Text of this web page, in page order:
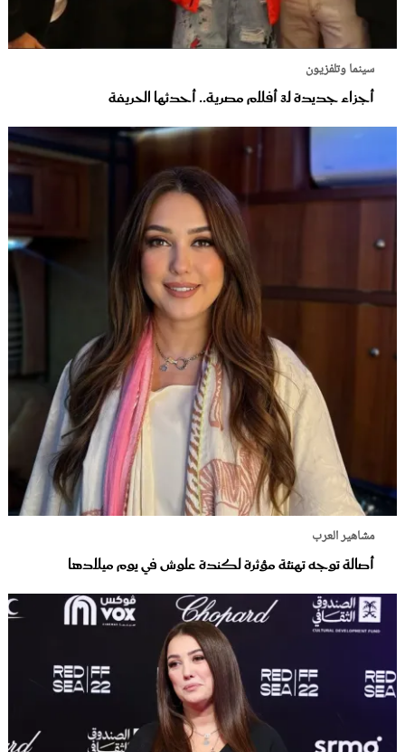
سينما وتلفزيون
أجزاء جديدة لـ3 أفلام مصرية.. أحدثها الحريفة
مشاهير العرب
أصالة توجه تهنئة مؤثرة لكندة علوش في يوم ميلادها